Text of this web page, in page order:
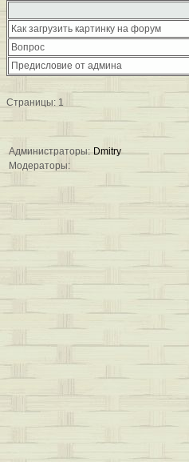
Как загрузить картинку на форум
Вопрос
Предисловие от админа
Страницы: 1
Администраторы: Dmitry
Модераторы: